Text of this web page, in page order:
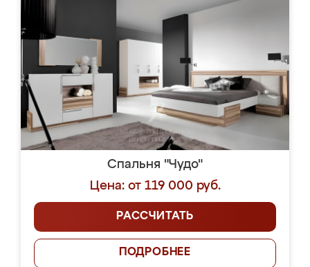
Спальня "Чудо"
Цена: от 119 000 руб.
РАССЧИТАТЬ
ПОДРОБНЕЕ